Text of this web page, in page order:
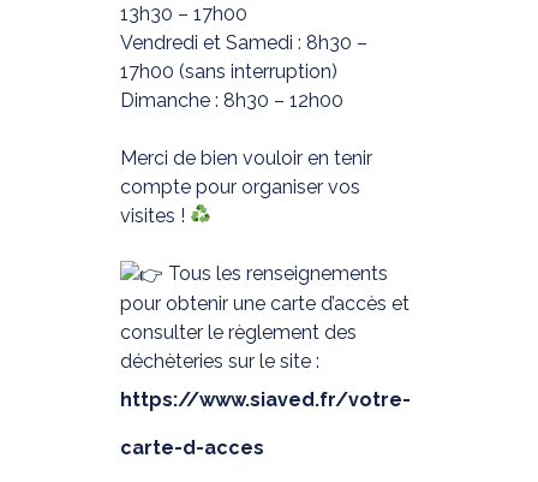
13h30 – 17h00
Vendredi et Samedi : 8h30 –
17h00 (sans interruption)
Dimanche : 8h30 – 12h00
Merci de bien vouloir en tenir
compte pour organiser vos
visites !
Tous les renseignements
pour obtenir une carte d’accès et
consulter le règlement des
déchèteries sur le site :
https://www.siaved.fr/votre-
carte-d-acces